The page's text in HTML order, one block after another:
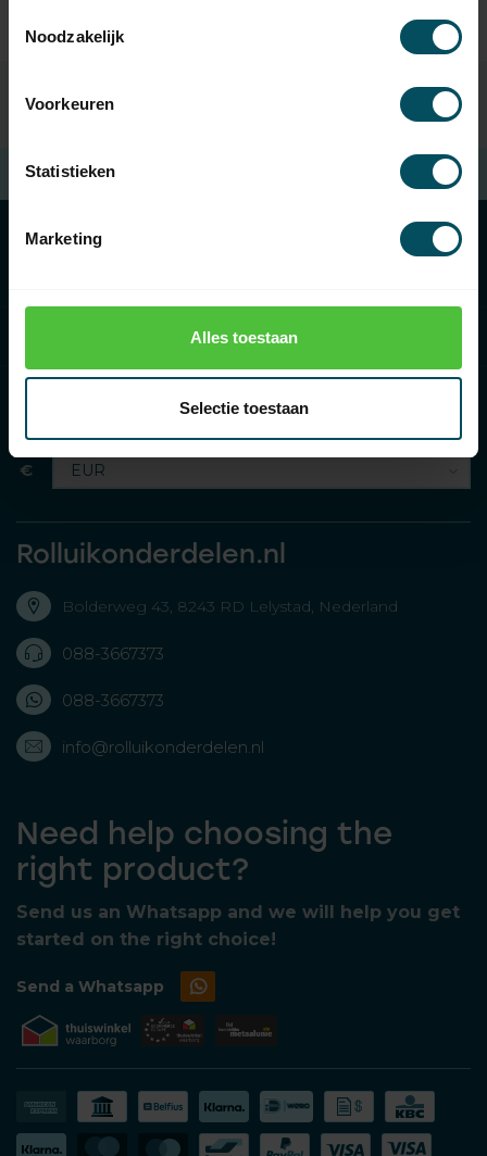
Noodzakelijk
Voorkeuren
Statistieken
Marketing
Alles toestaan
Selectie toestaan
€
Rolluikonderdelen.nl
Bolderweg 43, 8243 RD Lelystad, Nederland
088-3667373
088-3667373
info@rolluikonderdelen.nl
Need help choosing the
right product?
Send us an Whatsapp and we will help you get
started on the right choice!
Send a Whatsapp